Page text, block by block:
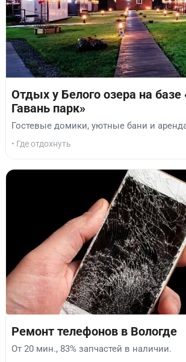
Отдых у Белого озера на базе
Гавань парк»
Гостевые домики, уютные бани и
• Где отдохнуть
Ремонт телефонов в Вологде
От 20 мин., 83% запчастей в наличии.